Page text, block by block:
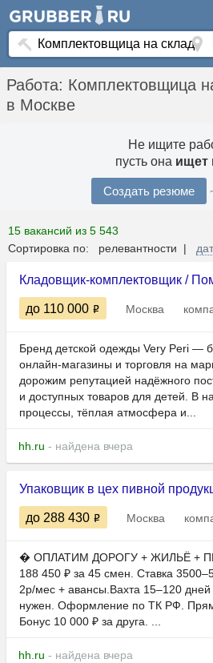
Работа: Комплектовщица
в Москве
Не ищите
пусть она ищет
Создать резюме
15 вакансий из 5 543
Сортировка по: релевантности |
Кладовщик-комплектовщик /
до 110 000 Москва
Бренд детской одежды Very Peri —
онлайн-магазины и торговля на
дорожим репутацией надёжного
и доступных товаров для детей. В
процессы, тёплая атмосфера и...
hh.ru - найдена вчера
Упаковщик в цех пивной
до 288 430 Москва
� ОПЛАТИМ ДОРОГУ + ЖИЛЬЁ +
188 450 ₽ за 45 смен. Ставка
2р/мес + авансы.Вахта 15–120
нужен. Оформление по ТК РФ.
Бонус 10 000 ₽ за друга. ...
hh.ru - найдена вчера